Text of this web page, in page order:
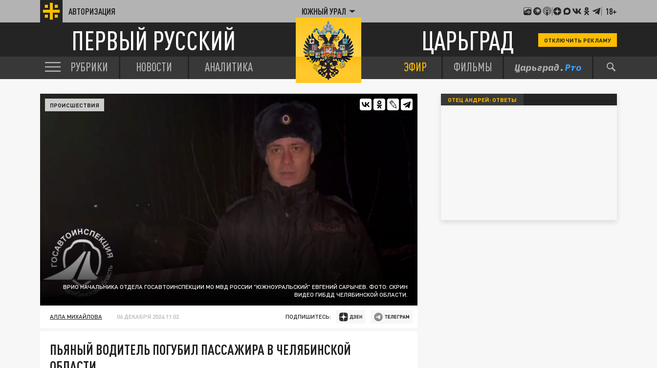
АВТОРИЗАЦИЯ ЮЖНЫЙ УРАЛ 18+
ПЕРВЫЙ РУССКИЙ ЦАРЬГРАД ОТКЛЮЧИТЬ РЕКЛАМУ
РУБРИКИ НОВОСТИ АНАЛИТИКА ЭФИР ФИЛЬМЫ
ВРИО НАЧАЛЬНИКА ОТДЕЛА ГОСАВТОИНСПЕКЦИИ МО МВД РОССИИ "ЮЖНОУРАЛЬСКИЙ" ЕВГЕНИЙ САРЫЧЕВ. ФОТО: СКРИН
ВИДЕО ГИБДД ЧЕЛЯБИНСКОЙ ОБЛАСТИ.
ПРОИСШЕСТВИЯ
АЛЛА МИХАЙЛОВА 06 ДЕКАБРЯ 2024 11:02 ПОДПИШИТЕСЬ:
ПЬЯНЫЙ ВОДИТЕЛЬ ПОГУБИЛ ПАССАЖИРА В ЧЕЛЯБИНСКОЙ
ОТЕЦ АНДРЕЙ: ОТВЕТЫ